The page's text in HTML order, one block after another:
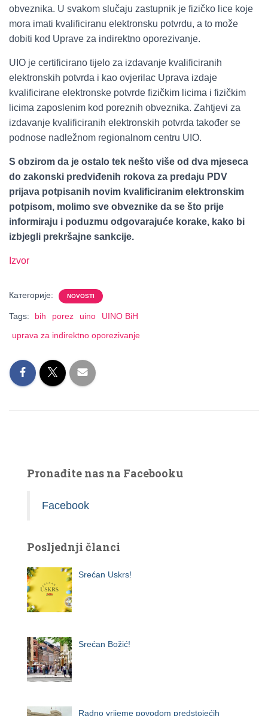
obveznika. U svakom slučaju zastupnik je fizičko lice koje
mora imati kvalificiranu elektronsku potvrdu, a to može
dobiti kod Uprave za indirektno oporezivanje.
UIO je certificirano tijelo za izdavanje kvalificiranih
elektronskih potvrda i kao ovjerilac Uprava izdaje
kvalificirane elektronske potvrde fizičkim licima i fizičkim
licima zaposlenim kod poreznih obveznika. Zahtjevi za
izdavanje kvalificiranih elektronskih potvrda također se
podnose nadležnom regionalnom centru UIO.
S obzirom da je ostalo tek nešto više od dva mjeseca
do zakonski predviđenih rokova za predaju PDV
prijava potpisanih novim kvalificiranim elektronskim
potpisom, molimo sve obveznike da se što prije
informiraju i poduzmu odgovarajuće korake, kako bi
izbjegli prekršajne sankcije.
Izvor
Категорије: NOVOSTI
Tags: bih porez uino
UINO BiH
uprava za indirektno oporezivanje
Pronađite nas na Facebooku
Facebook
Posljednji članci
Srećan Uskrs!
Srećan Božić!
Radno vrijeme povodom predstojećih